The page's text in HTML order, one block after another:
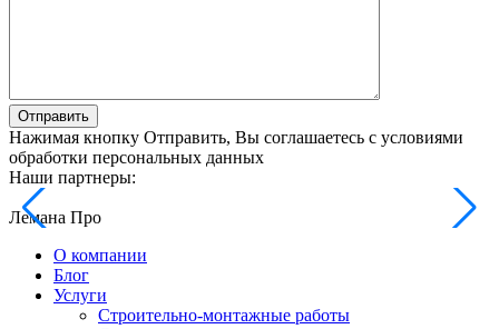
Отправить
Нажимая кнопку Отправить, Вы соглашаетесь с условиями
обработки персональных данных
Наши партнеры:
Лемана Про
О компании
Блог
Услуги
Строительно-монтажные работы